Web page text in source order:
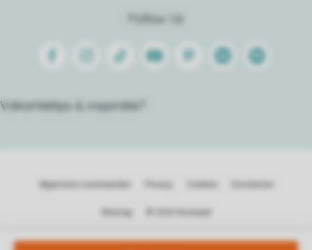
Follow Us
FacebookInstagram
Tiktok Youtube PinterestLinkedinSpotify
Vakantietips & inspiratie?